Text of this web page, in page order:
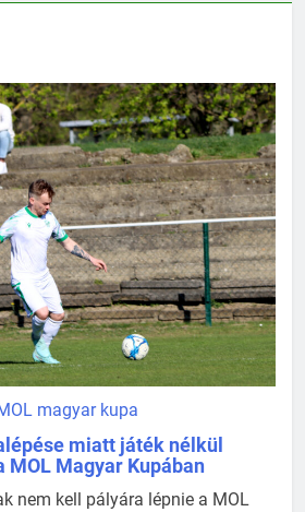
magyar kupa
miatt játék nélkül
MOL Magyar Kupában
nem kell pályára lépnie a MOL